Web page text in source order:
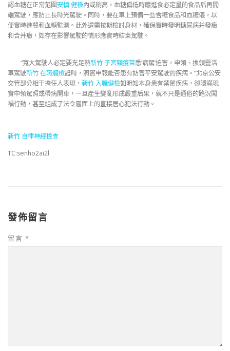
認血糖在正常范圍安慎 健檢內或稍高，血糖偏低時應進食必定量的食品后再開
端駕駛，應防止長時光駕駛。同時，要在車上預備一些含糖食品和血糖儀，以
便實時進餐和血糖監測。此外還需按期檢討身材，確保實時發明糖尿病并發癥
和合并癥，如存在影響駕駛的情形應實時結束駕駛。
“寬大駕駛人必定要充足熟新竹 子宮頸疫苗悉‘病駕’迫害，申領、換領靈活
車駕駛新竹 在職體檢證時，照實申報能否患有妨害平安駕駛的疾病。”北京公安
交管部分相干擔任人表現， 新竹 入職健檢如明知本身患有禁駕疾病，卻隱瞞現
實申領駕照或帶病開車，一旦產生變亂形成嚴重后果，就不只是通俗的路況闖
禍行動，甚至組成了法令層面上的直接居心犯法行動。
新竹 自律神經檢查
TC:senho2ai2l
發佈留言
留言 *